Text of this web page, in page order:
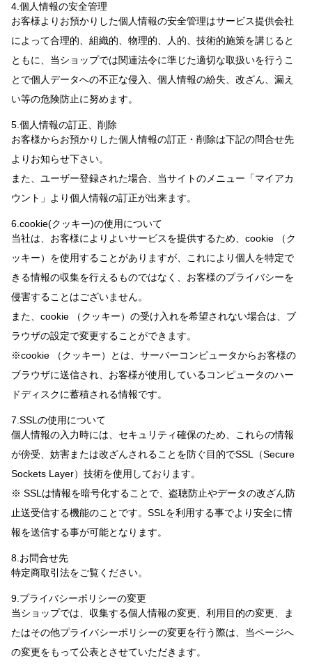
4.個人情報の安全管理
お客様よりお預かりした個人情報の安全管理はサービス提供会社
によって合理的、組織的、物理的、人的、技術的施策を講じると
ともに、当ショップでは関連法令に準じた適切な取扱いを行うこ
とで個人データへの不正な侵入、個人情報の紛失、改ざん、漏え
い等の危険防止に努めます。
5.個人情報の訂正、削除
お客様からお預かりした個人情報の訂正・削除は下記の問合せ先
よりお知らせ下さい。
また、ユーザー登録された場合、当サイトのメニュー「マイアカ
ウント」より個人情報の訂正が出来ます。
6.cookie(クッキー)の使用について
当社は、お客様によりよいサービスを提供するため、cookie （ク
ッキー）を使用することがありますが、これにより個人を特定で
きる情報の収集を行えるものではなく、お客様のプライバシーを
侵害することはございません。
また、cookie （クッキー）の受け入れを希望されない場合は、ブ
ラウザの設定で変更することができます。
※cookie （クッキー）とは、サーバーコンピュータからお客様の
ブラウザに送信され、お客様が使用しているコンピュータのハー
ドディスクに蓄積される情報です。
7.SSLの使用について
個人情報の入力時には、セキュリティ確保のため、これらの情報
が傍受、妨害または改ざんされることを防ぐ目的でSSL（Secure
Sockets Layer）技術を使用しております。
※ SSLは情報を暗号化することで、盗聴防止やデータの改ざん防
止送受信する機能のことです。SSLを利用する事でより安全に情
報を送信する事が可能となります。
8.お問合せ先
特定商取引法をご覧ください。
9.プライバシーポリシーの変更
当ショップでは、収集する個人情報の変更、利用目的の変更、ま
たはその他プライバシーポリシーの変更を行う際は、当ページへ
の変更をもって公表とさせていただきます。